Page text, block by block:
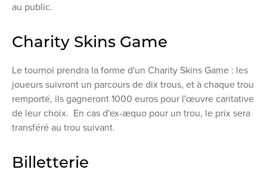
au public.
Charity Skins Game
Le tournoi prendra la forme d'un Charity Skins Game : les
joueurs suivront un parcours de dix trous, et à chaque trou
remporté, ils gagneront 1000 euros pour l'œuvre caritative
de leur choix. En cas d'ex-æquo pour un trou, le prix sera
transféré au trou suivant.
Billetterie